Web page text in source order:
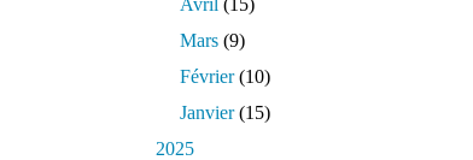
Avril (15)
Mars (9)
Février(10)
Janvier(15)
2025